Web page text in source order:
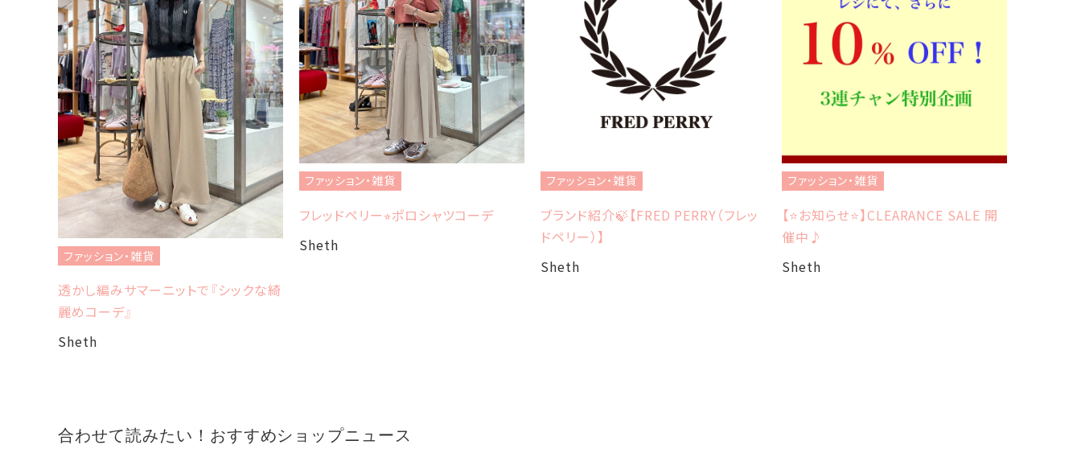
ファッション・雑貨
透かし編みサマーニットで『シックな綺
麗めコーデ』
Sheth
ファッション・雑貨
フレッドペリー⭐︎ポロシャツコーデ
Sheth
ファッション・雑貨
ブランド紹介🍃【FRED PERRY（フレッ
ドペリー）】
Sheth
ファッション・雑貨
【⭐️お知らせ⭐️】CLEARANCE SALE 開
催中♪
Sheth
合わせて読みたい！おすすめショップニュース